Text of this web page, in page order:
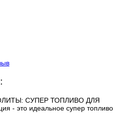
СУПЕР ТОПЛИВО ДЛЯ
- это идеальное супер топливо